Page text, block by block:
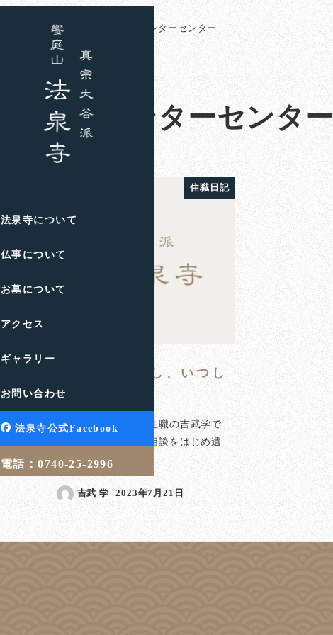
法泉寺について
仏事について
お墓について
アクセス
ギャラリー
お問い合わせ
法泉寺公式Facebook
電話：0740-25-2996
お知らせ 春日台センターセンター
春日台センターセンター
住職日記
心の壁が差別に発展し、いつし
か犯罪に繋がる
滋賀県高島市の饗庭山法泉寺住職の吉武学で
す。人生のお悩みや終活のご相談をはじめ遺
言・相続・葬儀・埋葬 […]
吉武 学
投稿日
2023年7月21日